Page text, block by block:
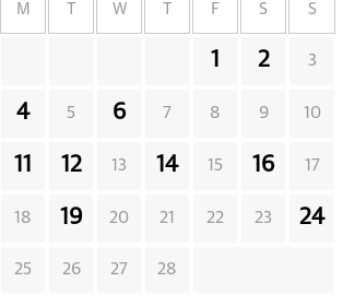
M W F S S
1 2 3
4 5 6 7 8 9 10
11 12 13 14 15 16 17
18 19 20 21 22 23 24
25 26 27 28